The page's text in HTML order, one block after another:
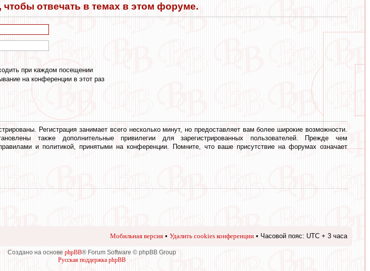
отвечать в темах в этом форуме.
при каждом посещении
на конференции в этот раз
Регистрация занимает всего несколько минут, но предоставляет вам более широкие возможности.
также дополнительные привилегии для зарегистрированных пользователей. Прежде чем
и политикой, принятыми на конференции. Помните, что ваше присутствие на форумах означает
Мобильная версия • Удалить cookies конференции • Часовой пояс: UTC + 3 часа
Создано на основе phpBB® Forum Software © phpBB Group
Русская поддержка phpBB